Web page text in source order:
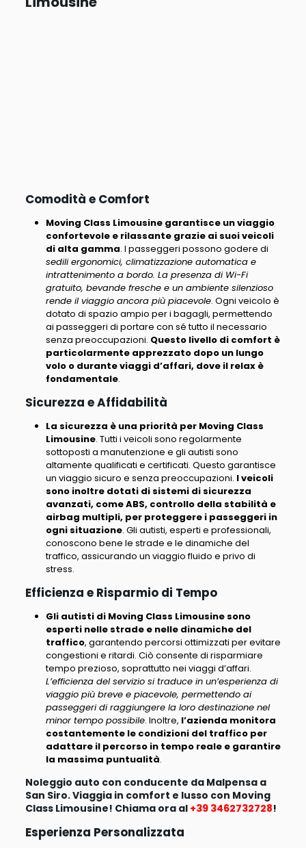
Comodità e Comfort
Moving Class Limousine garantisce un viaggio
confortevole e rilassante grazie ai suoi veicoli
di alta gamma. I passeggeri possono godere di
sedili ergonomici, climatizzazione automatica e
intrattenimento a bordo. La presenza di Wi-Fi
gratuito, bevande fresche e un ambiente silenzioso
rende il viaggio ancora più piacevole. Ogni veicolo è
dotato di spazio ampio per i bagagli, permettendo
ai passeggeri di portare con sé tutto il necessario
senza preoccupazioni. Questo livello di comfort è
particolarmente apprezzato dopo un lungo
volo o durante viaggi d’affari, dove il relax è
fondamentale.
Sicurezza e Affidabilità
La sicurezza è una priorità per Moving Class
Limousine. Tutti i veicoli sono regolarmente
sottoposti a manutenzione e gli autisti sono
altamente qualificati e certificati. Questo garantisce
un viaggio sicuro e senza preoccupazioni. I veicoli
sono inoltre dotati di sistemi di sicurezza
avanzati, come ABS, controllo della stabilità e
airbag multipli, per proteggere i passeggeri in
ogni situazione. Gli autisti, esperti e professionali,
conoscono bene le strade e le dinamiche del
traffico, assicurando un viaggio fluido e privo di
stress.
Efficienza e Risparmio di Tempo
Gli autisti di Moving Class Limousine sono
esperti nelle strade e nelle dinamiche del
traffico, garantendo percorsi ottimizzati per evitare
congestioni e ritardi. Ciò consente di risparmiare
tempo prezioso, soprattutto nei viaggi d’affari.
L’efficienza del servizio si traduce in un’esperienza di
viaggio più breve e piacevole, permettendo ai
passeggeri di raggiungere la loro destinazione nel
minor tempo possibile. Inoltre, l’azienda monitora
costantemente le condizioni del traffico per
adattare il percorso in tempo reale e garantire
la massima puntualità.
Noleggio auto con conducente da Malpensa a
San Siro. Viaggia in comfort e lusso con Moving
Class Limousine! Chiama ora al +39 3462732728!
Esperienza Personalizzata